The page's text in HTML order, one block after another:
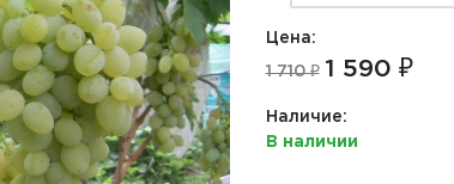
Цена:
1 710 ₽ 1 590 ₽
Наличие:
В наличии